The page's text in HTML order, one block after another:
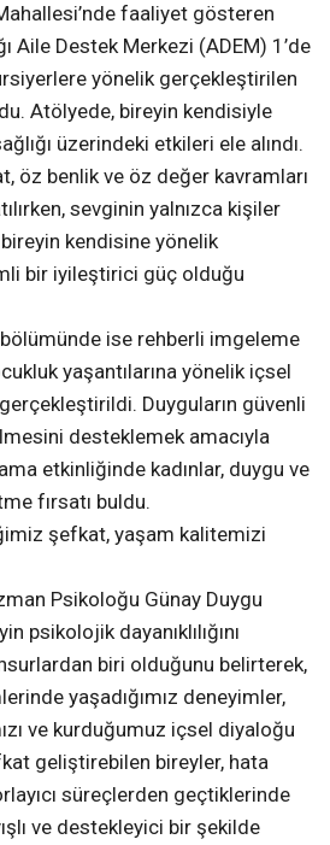
faaliyet gösteren
Aile Destek Merkezi (ADEM) 1’de
yönelik gerçekleştirilen
Atölyede, bireyin kendisiyle
üzerindeki etkileri ele alındı.
öz benlik ve öz değer kavramları
sevginin yalnızca kişiler
kendisine yönelik
bir iyileştirici güç olduğu
ise rehberli imgeleme
yaşantılarına yönelik içsel
gerçekleştirildi. Duyguların güvenli
desteklemek amacıyla
etkinliğinde kadınlar, duygu ve
fırsatı buldu.
şefkat, yaşam kalitemizi
Psikoloğu Günay Duygu
psikolojik dayanıklılığını
biri olduğunu belirterek,
yaşadığımız deneyimler,
ve kurduğumuz içsel diyaloğu
geliştirebilen bireyler, hata
süreçlerden geçtiklerinde
ve destekleyici bir şekilde